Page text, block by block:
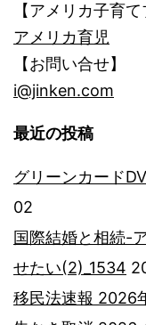
【アメリカ子育て
アメリカ育児
【お問い合せ】
i@jinken.com
最近の投稿
グリーンカード
02
国際結婚と相続-
せたい(2)_1534
移民法速報 2026